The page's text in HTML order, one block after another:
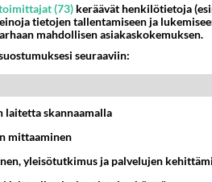
(73) keräävät henkilötietoja
tietojen tallentamiseen ja
mahdollisen asiakaskokemuksen.
seuraaviin:
skannaamalla
mittaaminen
yleisötutkimus ja palvelujen